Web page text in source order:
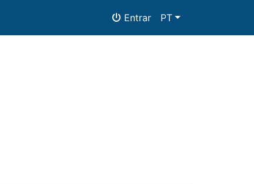
Entrar PT